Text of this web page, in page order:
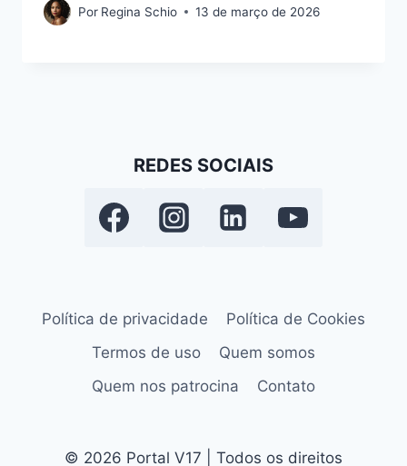
Por Regina Schio 13 de março de 2026
REDES SOCIAIS
Política de privacidade
Política de Cookies
Termos de uso
Quem somos
Quem nos patrocina
Contato
© 2026 Portal V17 | Todos os direitos